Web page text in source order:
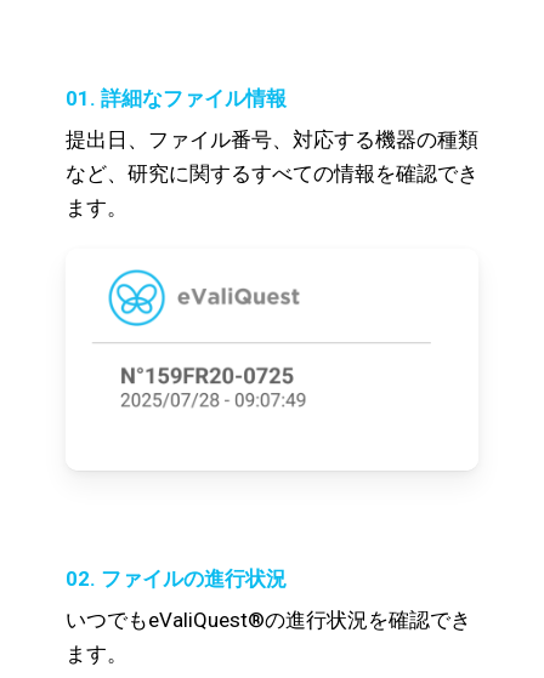
01. 詳細なファイル情報
提出日、ファイル番号、対応する機器の種類
など、研究に関するすべての情報を確認でき
ます。
02. ファイルの進行状況
いつでもeValiQuest®の進行状況を確認でき
ます。